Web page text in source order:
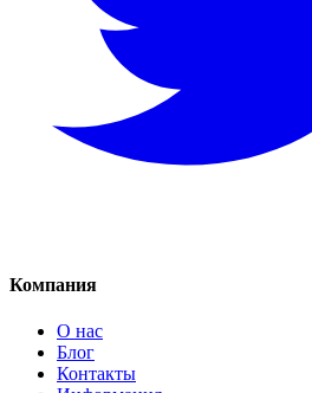
Компания
О нас
Блог
Контакты